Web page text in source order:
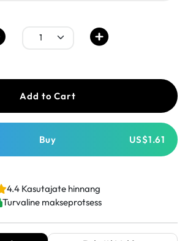
Add to Cart
Buy US$1.61
4.4 Kasutajate hinnang
Turvaline makseprotsess